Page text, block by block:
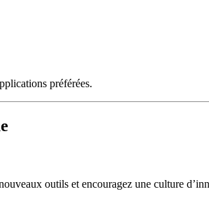
préférées.
outils et encouragez une culture